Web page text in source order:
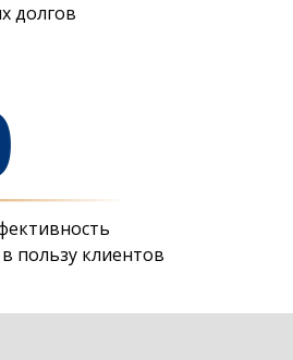
долгов
пользу клиентов